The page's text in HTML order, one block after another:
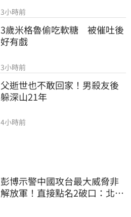
3小時前
3歲米格魯偷吃軟糖　被催吐後
好有戲
3小時前
父逝世也不敢回家！男殺友後
躲深山21年
4小時前
彭博示警中國攻台最大威脅非
解放軍！直接點名2破口：北京